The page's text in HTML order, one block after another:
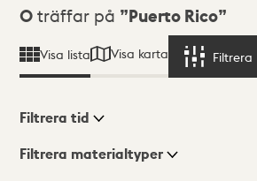
Sökresultat
0 träffar på Puerto Rico
Visa lista Visa karta Filtrera
Visningsläge
Filtrera tid
Filtrera materialtyper